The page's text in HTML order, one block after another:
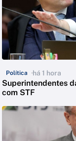
Política há 1 hora
Superintendentes
com STF